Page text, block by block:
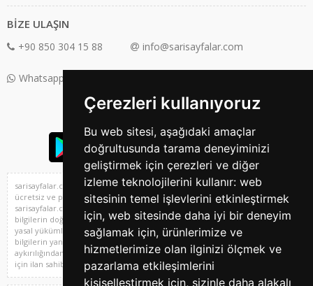
Çerezleri kullanıyoruz
Bu web sitesi, aşağıdaki amaçlar
doğrultusunda tarama deneyiminizi
geliştirmek için çerezleri ve diğer
izleme teknolojilerini kullanır: web
sitesinin temel işlevlerini etkinleştirmek
için, web sitesinde daha iyi bir deneyim
sağlamak için, ürünlerimize ve
hizmetlerimize olan ilginizi ölçmek ve
pazarlama etkileşimlerini
kişiselleştirmek için, sizinle daha alakalı
BİZE ULAŞIN
+90 850 304 15 88 info@sarisayfalar.com
Whatsapp Destek: +90 850 304 15 88
sarisayfalar.com Türkiye^'nin sıfır ve 2. el araba, emlak, vasıta, iş ilanları,
ücretsiz ve profesyone ilan sitesi ve 2. el alışveriş platformu,
sarisayfalar.com'da yer alan kullanıcıların oluşturduğu tüm içerik, görüş ve
bilgilerin doğruluğu, eksiksiz ve değişmez olduğu, yayınlanması ile ilgili
yasal yükümlülükler içeriği oluşturan kullanıcıya aittir. Bu içeriğin, görüş ve
bilgilerin yanlışlık, eksiklik veya yasalarla düzenlenmiş kurallara
aykırılığından sarisayfalar.com hiçbir şekilde sorumlu değildir. Sorularınız
için ilan sahibi ile irtibata geçebilirsiniz.